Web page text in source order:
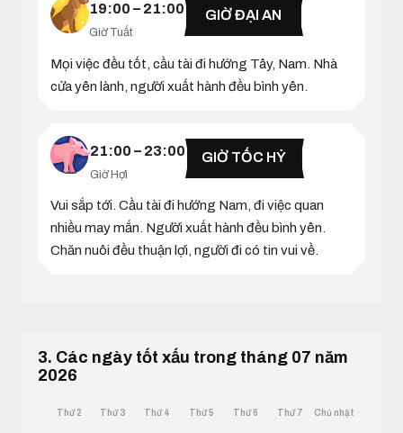
19:00 – 21:00
Giờ Tuất
GIỜ ĐẠI AN
Mọi việc đều tốt, cầu tài đi hướng Tây, Nam. Nhà
cửa yên lành, người xuất hành đều bình yên.
21:00 – 23:00
Giờ Hợi
GIỜ TỐC HỶ
Vui sắp tới. Cầu tài đi hướng Nam, đi việc quan
nhiều may mắn. Người xuất hành đều bình yên.
Chăn nuôi đều thuận lợi, người đi có tin vui về.
3. Các ngày tốt xấu trong tháng 07 năm
2026
Thứ 2 Thứ 3 Thứ 4 Thứ 5 Thứ 6 Thứ 7 Chủ nhật